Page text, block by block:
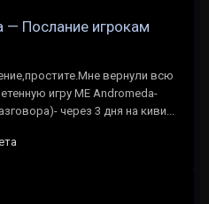
— Послание игрокам
вернули всю
игру ME Andromeda-
через 3 дня на киви...